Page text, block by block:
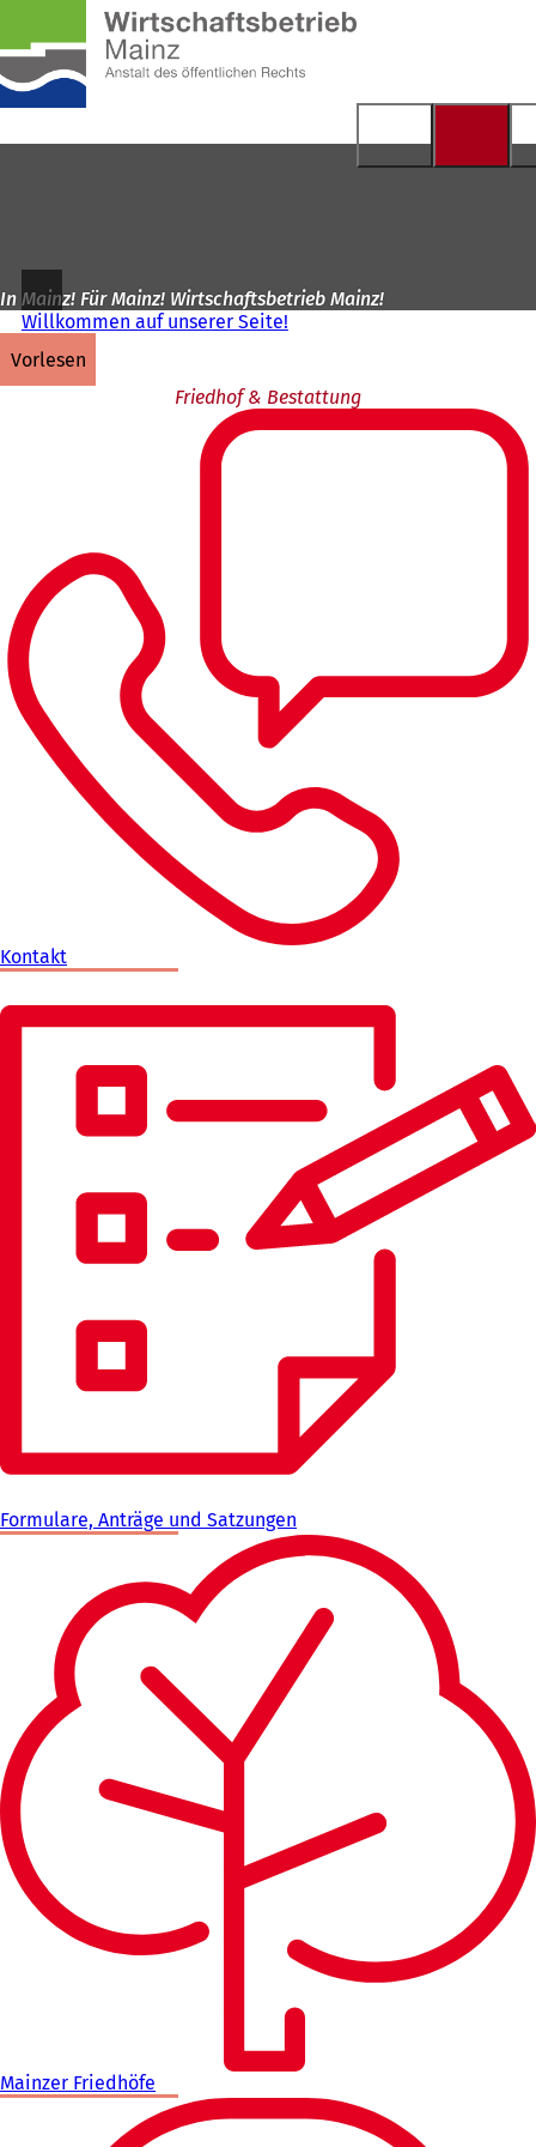
Inhalt anspringen
In Mainz! Für Mainz! Wirtschaftsbetrieb Mainz!
Willkommen auf unserer Seite!
vorlesen
Friedhof & Bestattung
Kontakt
Formulare, Anträge und Satzungen
Mainzer Friedhöfe